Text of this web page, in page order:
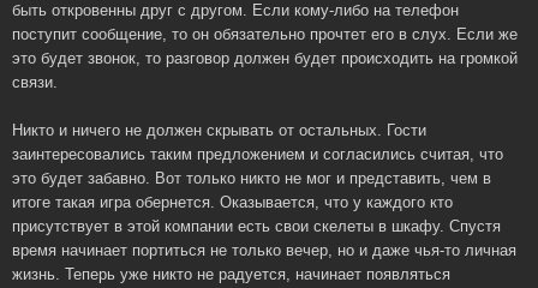
быть откровенны друг с другом. Если кому-либо на телефон
поступит сообщение, то он обязательно прочтет его в слух. Если же
это будет звонок, то разговор должен будет происходить на громкой
связи.
Никто и ничего не должен скрывать от остальных. Гости
заинтересовались таким предложением и согласились считая, что
это будет забавно. Вот только никто не мог и представить, чем в
итоге такая игра обернется. Оказывается, что у каждого кто
присутствует в этой компании есть свои скелеты в шкафу. Спустя
время начинает портиться не только вечер, но и даже чья-то личная
жизнь. Теперь уже никто не радуется, начинает появляться